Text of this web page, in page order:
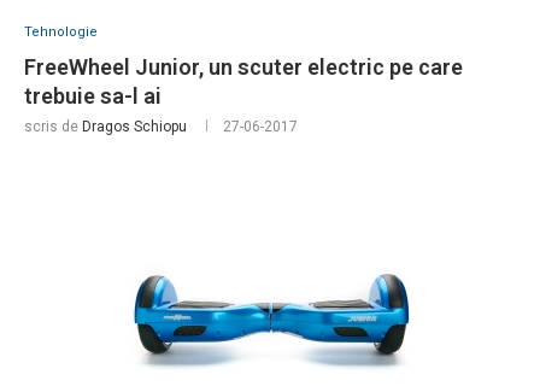
Tehnologie
FreeWheel Junior, un scuter electric pe care
trebuie sa-l ai
scris de Dragos Schiopu 27-06-2017